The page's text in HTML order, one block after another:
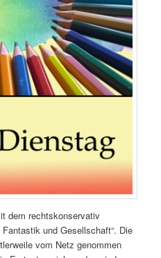
dem rechtskonservativ
und Gesellschaft“. Die
vom Netz genommen